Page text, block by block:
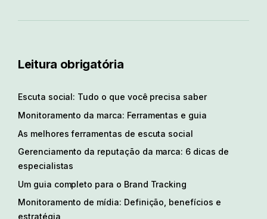
Leitura obrigatória
Escuta social: Tudo o que você precisa saber
Monitoramento da marca: Ferramentas e guia
As melhores ferramentas de escuta social
Gerenciamento da reputação da marca: 6 dicas de
especialistas
Um guia completo para o Brand Tracking
Monitoramento de mídia: Definição, benefícios e
estratégia